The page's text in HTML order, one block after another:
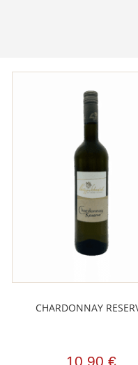
CHARDONNAY
10,90 €